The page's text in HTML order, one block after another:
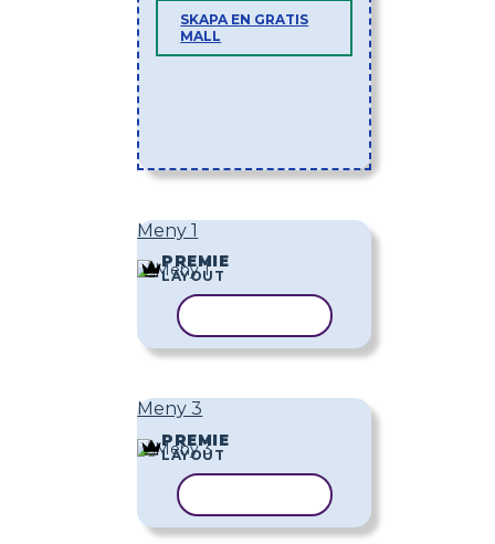
SKAPA EN GRATIS
MALL
Meny 1
PREMIE
LAYOUT
Meny 3
PREMIE
LAYOUT